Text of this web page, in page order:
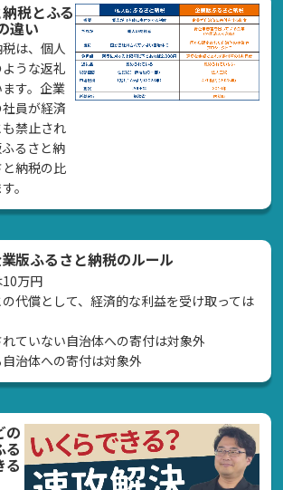
税とふる
違い
は、個人
うな返礼
す。企業
員が経済
禁止され
るさと納
納税の比
。
版ふるさと納税のルール
万円
代償として、経済的な利益を受け取っては
ていない自治体への寄付は対象外
治体への寄付は対象外
の
る
る